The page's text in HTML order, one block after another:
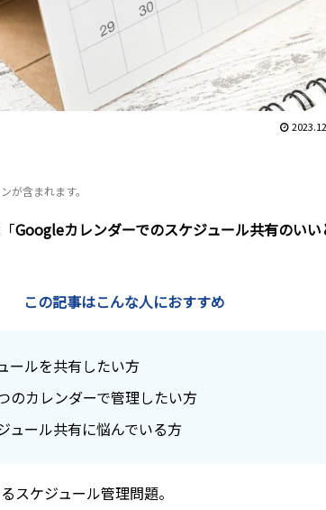
が含まれます。
Googleカレンダーでのスケジュール共有のいい
この記事はこんな人におすすめ
ールを共有したい方
のカレンダーで管理したい方
ュール共有に悩んでいる方
スケジュール管理問題。